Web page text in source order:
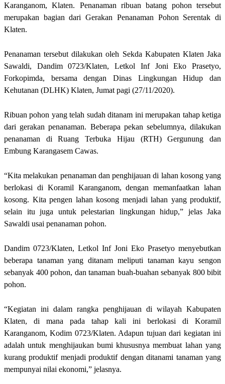
Karanganom, Klaten. Penanaman ribuan batang pohon tersebut
merupakan bagian dari Gerakan Penanaman Pohon Serentak di
Klaten.
Penanaman tersebut dilakukan oleh Sekda Kabupaten Klaten Jaka
Sawaldi, Dandim 0723/Klaten, Letkol Inf Joni Eko Prasetyo,
Forkopimda, bersama dengan Dinas Lingkungan Hidup dan
Kehutanan (DLHK) Klaten, Jumat pagi (27/11/2020).
Ribuan pohon yang telah sudah ditanam ini merupakan tahap ketiga
dari gerakan penanaman. Beberapa pekan sebelumnya, dilakukan
penanaman di Ruang Terbuka Hijau (RTH) Gergunung dan
Embung Karangasem Cawas.
“Kita melakukan penanaman dan penghijauan di lahan kosong yang
berlokasi di Koramil Karanganom, dengan memanfaatkan lahan
kosong. Kita pengen lahan kosong menjadi lahan yang produktif,
selain itu juga untuk pelestarian lingkungan hidup,” jelas Jaka
Sawaldi usai penanaman pohon.
Dandim 0723/Klaten, Letkol Inf Joni Eko Prasetyo menyebutkan
beberapa tanaman yang ditanam meliputi tanaman kayu sengon
sebanyak 400 pohon, dan tanaman buah-buahan sebanyak 800 bibit
pohon.
“Kegiatan ini dalam rangka penghijauan di wilayah Kabupaten
Klaten, di mana pada tahap kali ini berlokasi di Koramil
Karanganom, Kodim 0723/Klaten. Adapun tujuan dari kegiatan ini
adalah untuk menghijaukan bumi khususnya membuat lahan yang
kurang produktif menjadi produktif dengan ditanami tanaman yang
mempunyai nilai ekonomi,” jelasnya.